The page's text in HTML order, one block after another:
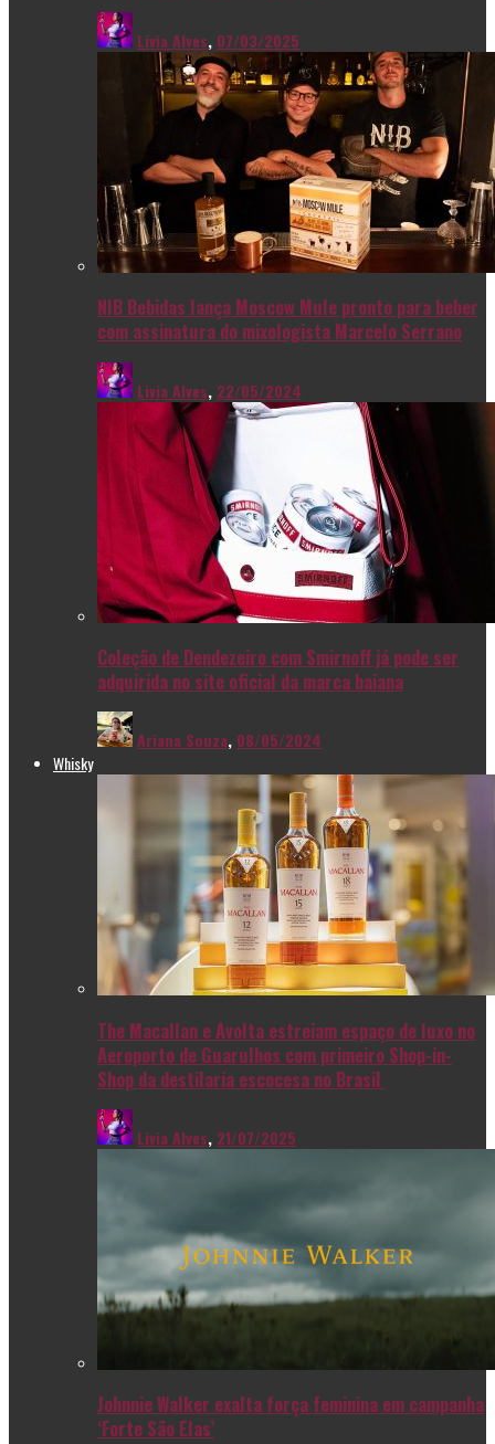
Livia Alves, 07/03/2025
NIB Bebidas lança Moscow Mule pronto para beber
com assinatura do mixologista Marcelo Serrano
Livia Alves, 22/05/2024
Coleção de Dendezeiro com Smirnoff já pode ser
adquirida no site oficial da marca baiana
Ariana Souza, 08/05/2024
Whisky
The Macallan e Avolta estreiam espaço de luxo no
Aeroporto de Guarulhos com primeiro Shop-in-
Shop da destilaria escocesa no Brasil
Livia Alves, 21/07/2025
Johnnie Walker exalta força feminina em campanha
‘Forte São Elas’